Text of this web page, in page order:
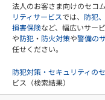
法人のお客さま向けのセコ
リティサービスでは、 防犯
損害保険など、幅広いサー
や防犯 ・ 防火対策や警備の
任せください。
防犯対策・セキュリティの
ビス（検索結果）